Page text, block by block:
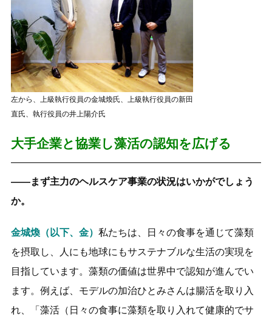
左から、上級執行役員の金城煥氏、上級執行役員の新田
直氏、執行役員の井上陽介氏
大手企業と協業し藻活の認知を広げる
――まず主力のヘルスケア事業の状況はいかがでしょう
か。
金城煥（以下、金） 私たちは、日々の食事を通じて藻類
を摂取し、人にも地球にもサステナブルな生活の実現を
目指しています。藻類の価値は世界中で認知が進んでい
ます。例えば、モデルの加治ひとみさんは腸活を取り入
れ、「藻活（日々の食事に藻類を取り入れて健康的でサ